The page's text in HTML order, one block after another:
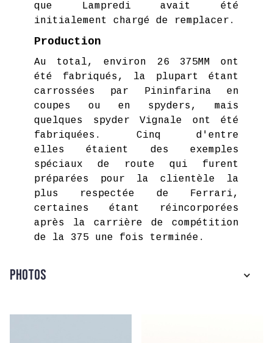
que Lampredi avait été
initialement chargé de remplacer.
Production
Au total, environ 26 375MM ont
été fabriqués, la plupart étant
carrossées par Pininfarina en
coupes ou en spyders, mais
quelques spyder Vignale ont été
fabriquées. Cinq d'entre
elles étaient des exemples
spéciaux de route qui furent
préparées pour la clientèle la
plus respectée de Ferrari,
certaines étant réincorporées
après la carrière de compétition
de la 375 une fois terminée.
Photos